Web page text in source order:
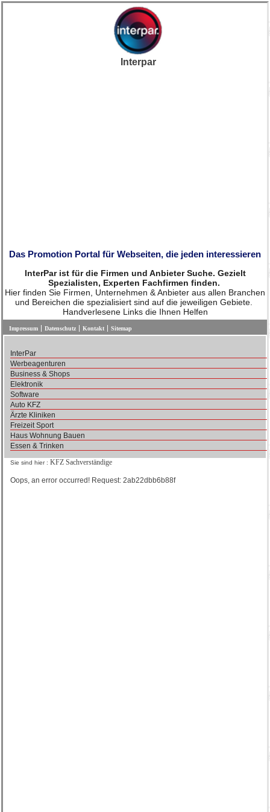
Interpar
Das Promotion Portal für Webseiten, die jeden interessieren
InterPar ist für die Firmen und Anbieter Suche. Gezielt
Spezialisten, Experten Fachfirmen finden.
Hier finden Sie Firmen, Unternehmen & Anbieter aus allen Branchen
und Bereichen die spezialisiert sind auf die jeweiligen Gebiete.
Handverlesene Links die Ihnen Helfen
Impressum Datenschutz Kontakt Sitemap
InterPar
Werbeagenturen
Business & Shops
Elektronik
Software
Auto KFZ
Ärzte Kliniken
Freizeit Sport
Haus Wohnung Bauen
Essen & Trinken
Sie sind hier : KFZ Sachverständige
Oops, an error occurred! Request: 2ab22dbb6b88f